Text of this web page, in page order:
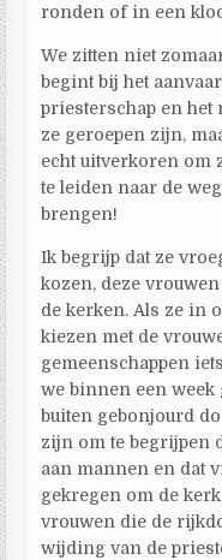
ronden of in een
We zitten niet
begint bij het
priesterschap en het
ze geroepen zijn,
echt uitverkoren om
te leiden naar de
brengen!
Ik begrijp dat ze
kozen, deze
de kerken. Als ze in
kiezen met de
gemeenschappen
we binnen een week
buiten gebonjourd
zijn om te begrijpen
aan mannen en dat
gekregen om de
vrouwen die de
wijding van de